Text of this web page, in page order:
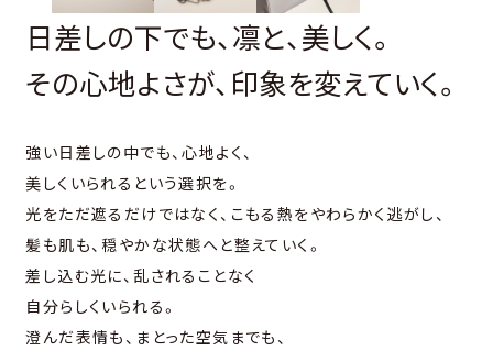
⽇差しの下でも、凛と、美しく。
その⼼地よさが、印象を変えていく。
強い⽇差しの中でも、⼼地よく、
美しくいられるという選択を。
光をただ遮るだけではなく、こもる熱をやわらかく逃がし、
髪も肌も、穏やかな状態へと整えていく。
差し込む光に、乱されることなく
⾃分らしくいられる。
澄んだ表情も、まとった空気までも、